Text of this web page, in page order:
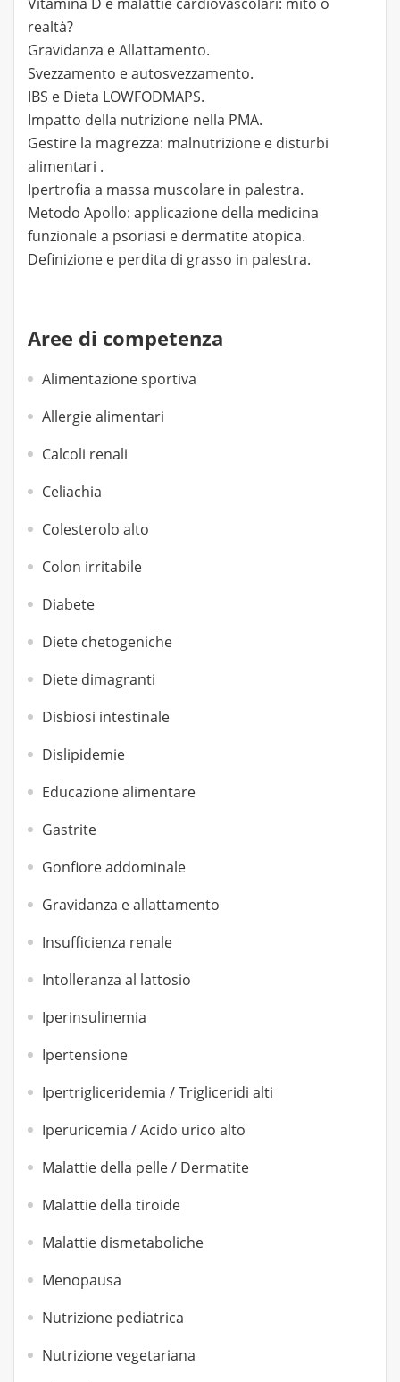
realtà?
Gravidanza e Allattamento.
Svezzamento e autosvezzamento.
IBS e Dieta LOWFODMAPS.
Impatto della nutrizione nella PMA.
Gestire la magrezza: malnutrizione e disturbi
alimentari .
Ipertrofia a massa muscolare in palestra.
Metodo Apollo: applicazione della medicina
funzionale a psoriasi e dermatite atopica.
Definizione e perdita di grasso in palestra.
Aree di competenza
Alimentazione sportiva
Allergie alimentari
Calcoli renali
Celiachia
Colesterolo alto
Colon irritabile
Diabete
Diete chetogeniche
Diete dimagranti
Disbiosi intestinale
Dislipidemie
Educazione alimentare
Gastrite
Gonfiore addominale
Gravidanza e allattamento
Insufficienza renale
Intolleranza al lattosio
Iperinsulinemia
Ipertensione
Ipertrigliceridemia / Trigliceridi alti
Iperuricemia / Acido urico alto
Malattie della pelle / Dermatite
Malattie della tiroide
Malattie dismetaboliche
Menopausa
Nutrizione pediatrica
Nutrizione vegetariana